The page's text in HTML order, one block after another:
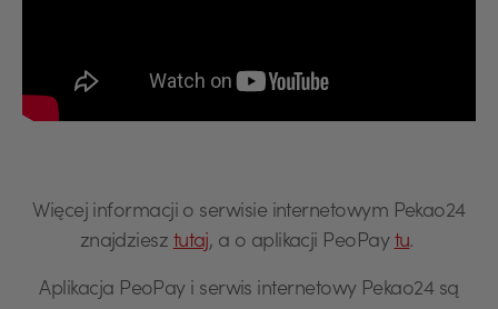
Więcej informacji o serwisie internetowym Pekao24
znajdziesz tutaj, a o aplikacji PeoPay tu.
Aplikacja PeoPay i serwis internetowy Pekao24 są